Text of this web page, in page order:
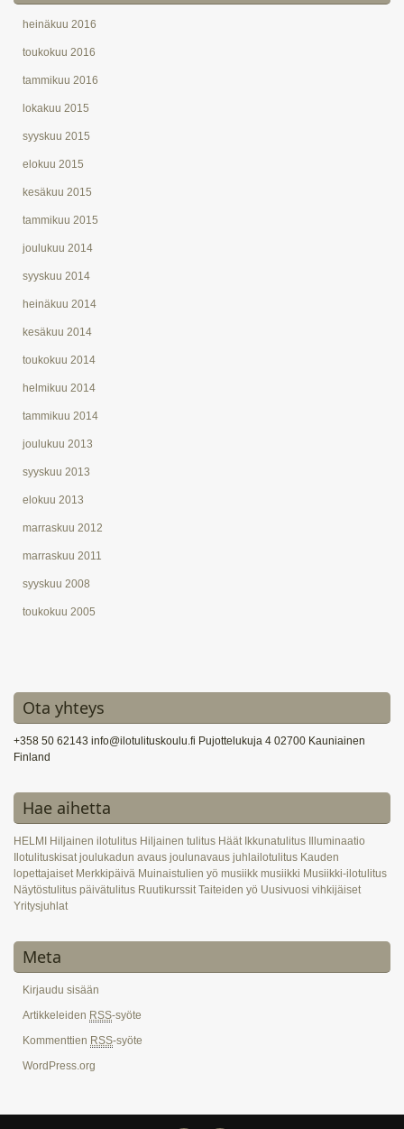
heinäkuu 2016
toukokuu 2016
tammikuu 2016
lokakuu 2015
syyskuu 2015
elokuu 2015
kesäkuu 2015
tammikuu 2015
joulukuu 2014
syyskuu 2014
heinäkuu 2014
kesäkuu 2014
toukokuu 2014
helmikuu 2014
tammikuu 2014
joulukuu 2013
syyskuu 2013
elokuu 2013
marraskuu 2012
marraskuu 2011
syyskuu 2008
toukokuu 2005
Ota yhteys
+358 50 62143 info@ilotulituskoulu.fi Pujottelukuja 4 02700 Kauniainen
Finland
Hae aihetta
HELMI Hiljainen ilotulitus Hiljainen tulitus Häät Ikkunatulitus
Illuminaatio
Ilotulituskisat joulukadun avaus joulunavaus juhlailotulitus Kauden
lopettajaiset Merkkipäivä Muinaistulien yö musiikk musiikki Musiikki-ilotulitus
Näytöstulitus päivätulitus Ruutikurssit Taiteiden yö Uusivuosi vihkijäiset
Yritysjuhlat
Meta
Kirjaudu sisään
Artikkeleiden RSS-syöte
Kommenttien RSS-syöte
WordPress.org